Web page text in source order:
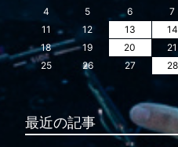
4 5 6 7
11
12 13 14
18
19 20 21
25
26 27 28
最近の記事